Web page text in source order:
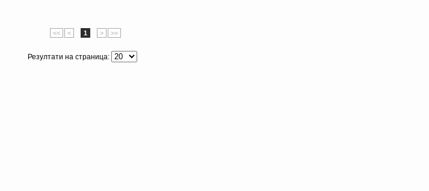
<< < 1 > >>
Резултати на страница: